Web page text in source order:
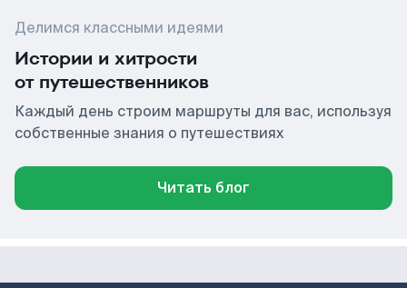
Делимся классными идеями
Истории и хитрости
от путешественников
Каждый день строим маршруты для вас, используя
собственные знания о путешествиях
Читать блог